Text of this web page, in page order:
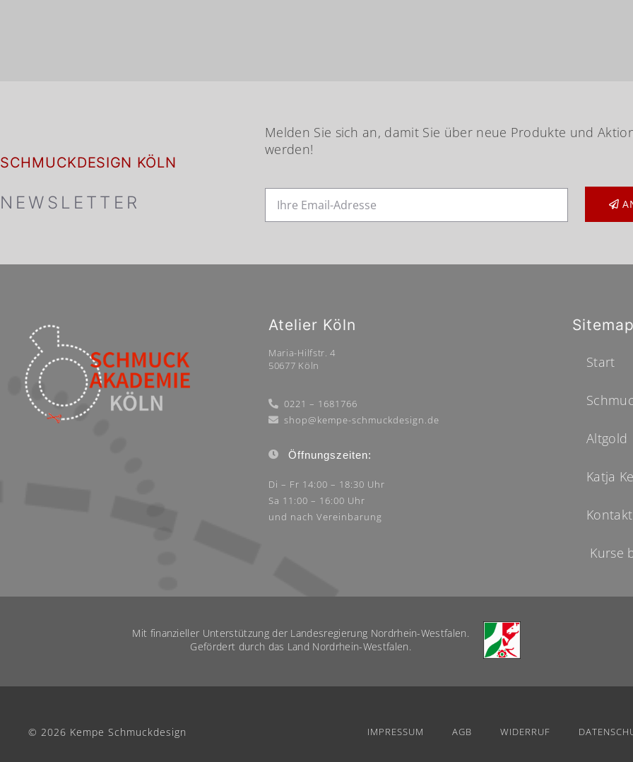
SCHMUCKDESIGN KÖLN
NEWSLETTER
Melden Sie sich an, damit Sie über neue Produkte und
werden!
Atelier Köln
Maria-Hilfstr. 4
50677 Köln
0221 – 1681766
shop@kempe-schmuckdesign.de
Öffnungszeiten:
Di – Fr 14:00 – 18:30 Uhr
Sa 11:00 – 16:00 Uhr
und nach Vereinbarung
Sitemap
Start
Altgold
Katja
Kontakt
Kurse
Mit finanzieller Unterstützung der Landesregierung Nordrhein-Westfalen.
Gefördert durch das Land Nordrhein-Westfalen.
© 2026 Kempe Schmuckdesign IMPRESSUM AGB WIDERRUF